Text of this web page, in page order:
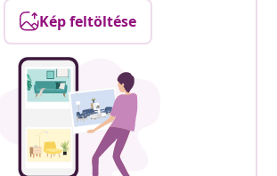
Kép feltöltése